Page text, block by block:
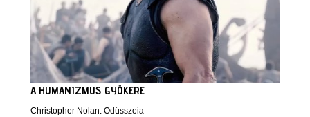
A HUMANIZMUS GYÖKERE
Christopher Nolan: Odüsszeia